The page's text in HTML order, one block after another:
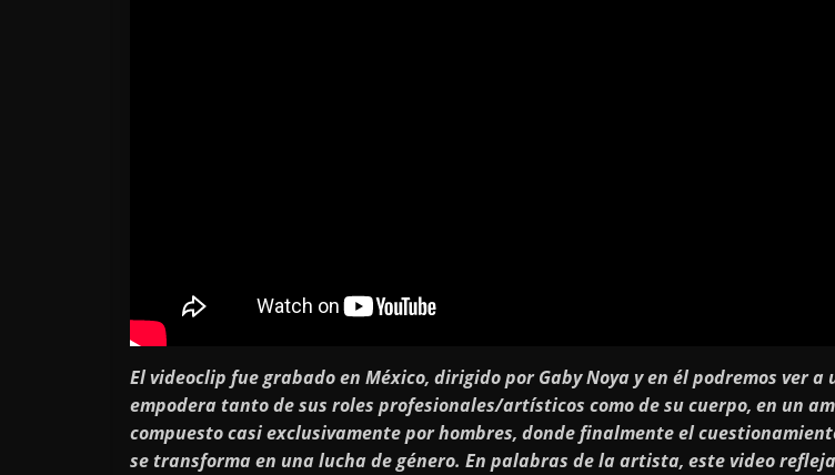
El videoclip fue grabado en México, dirigido por Gaby Noya y en él podremos ver a
empodera tanto de sus roles profesionales/artísticos como de su cuerpo, en un
compuesto casi exclusivamente por hombres, donde finalmente el
se transforma en una lucha de género. En palabras de la artista, este video